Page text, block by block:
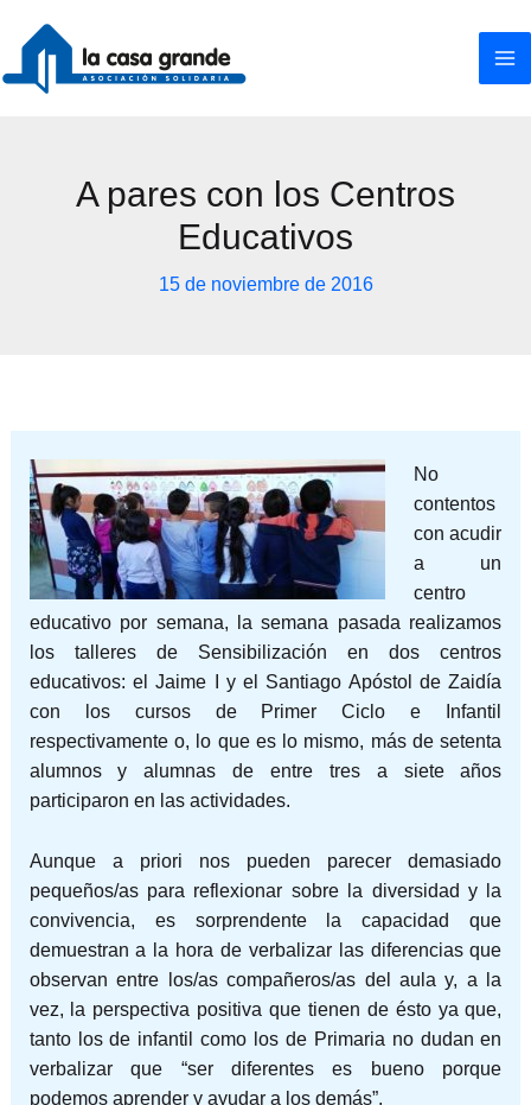
contenido
A pares con los Centros
Educativos
15 de noviembre de 2016
No
contentos
con acudir
a un
centro
educativo por semana, la semana pasada realizamos
los talleres de Sensibilización en dos centros
educativos: el Jaime I y el Santiago Apóstol de Zaidía
con los cursos de Primer Ciclo e Infantil
respectivamente o, lo que es lo mismo, más de setenta
alumnos y alumnas de entre tres a siete años
participaron en las actividades.
Aunque a priori nos pueden parecer demasiado
pequeños/as para reflexionar sobre la diversidad y la
convivencia, es sorprendente la capacidad que
demuestran a la hora de verbalizar las diferencias que
observan entre los/as compañeros/as del aula y, a la
vez, la perspectiva positiva que tienen de ésto ya que,
tanto los de infantil como los de Primaria no dudan en
verbalizar que “ser diferentes es bueno porque
podemos aprender y ayudar a los demás”.